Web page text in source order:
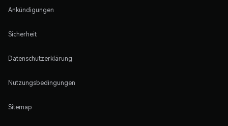
Ankündigungen
Sicherheit
Datenschutzerklärung
Nutzungsbedingungen
Sitemap